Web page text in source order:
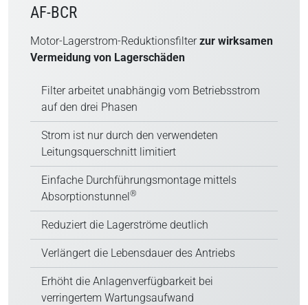
AF-BCR
Motor-Lagerstrom-Reduktionsfilterzur wirksamen
Vermeidung von Lagerschäden
Filter arbeitet unabhängig vom Betriebsstrom
auf den drei Phasen
Strom ist nur durch den verwendeten
Leitungsquerschnitt limitiert
Einfache Durchführungsmontage mittels
Absorptionstunnel®
Reduziert die Lagerströme deutlich
Verlängert die Lebensdauer des Antriebs
Erhöht die Anlagenverfügbarkeit bei
verringertem Wartungsaufwand